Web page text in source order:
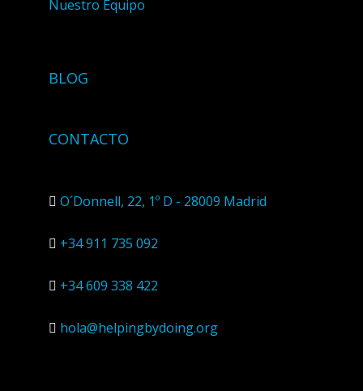
Nuestro Equipo
BLOG
CONTACTO
O´Donnell, 22, 1º D - 28009 Madrid
+34 911 735 092
+34 609 338 422
hola@helpingbydoing.org